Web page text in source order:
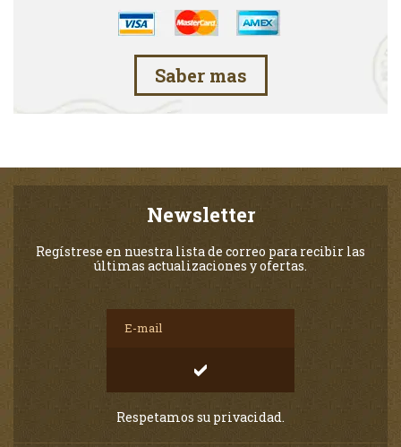
Saber mas
Newsletter
Regístrese en nuestra lista de correo para recibir las
últimas actualizaciones y ofertas.
Respetamos su privacidad.